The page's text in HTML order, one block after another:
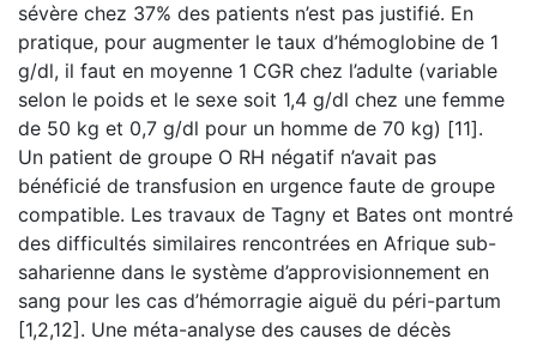
sévère chez 37% des patients n’est pas justifié. En
pratique, pour augmenter le taux d’hémoglobine de 1
g/dl, il faut en moyenne 1 CGR chez l’adulte (variable
selon le poids et le sexe soit 1,4 g/dl chez une femme
de 50 kg et 0,7 g/dl pour un homme de 70 kg) [11].
Un patient de groupe O RH négatif n’avait pas
bénéficié de transfusion en urgence faute de groupe
compatible. Les travaux de Tagny et Bates ont montré
des difficultés similaires rencontrées en Afrique sub-
saharienne dans le système d’approvisionnement en
sang pour les cas d’hémorragie aiguë du péri-partum
[1,2,12]. Une méta-analyse des causes de décès